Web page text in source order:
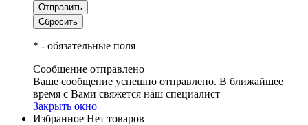
* - обязательные поля
Сообщение отправлено
Ваше сообщение успешно отправлено. В ближайшее
время с Вами свяжется наш специалист
Закрыть окно
Избранное Нет товаров